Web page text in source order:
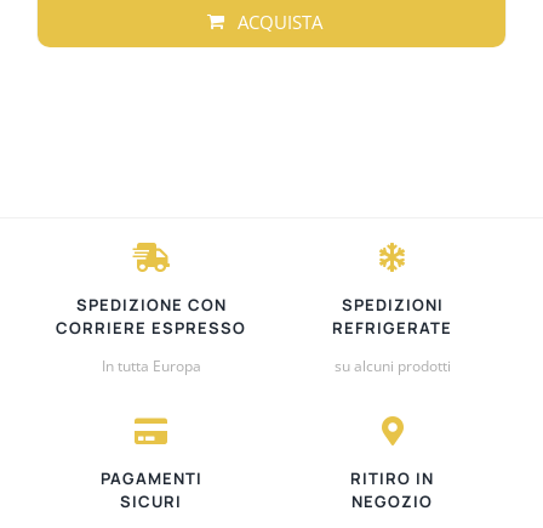
da
ACQUISTA
QUESTO
POSSONO
SCELTE
PRODOTTO
SPEDIZIONE CON
CORRIERE ESPRESSO
In tutta Europa
SPEDIZIONI
REFRIGERATE
su alcuni prodotti
PAGAMENTI
SICURI
RITIRO IN
NEGOZIO